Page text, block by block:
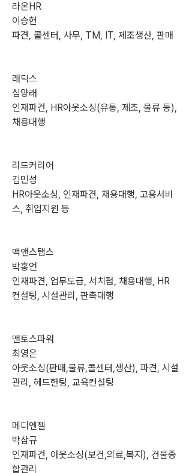
라온HR
이승헌
파견, 콜센터, 사무, TM, IT, 제조생산, 판매
래딕스
심양래
인재파견, HR아웃소싱(유통, 제조, 물류 등),
채용대행
리드커리어
김민성
HR아웃소싱, 인재파견, 채용대행, 고용서비
스, 취업지원 등
맥앤스탭스
박홍언
인재파견, 업무도급, 서치펌, 채용대행, HR
컨설팅, 시설관리, 판촉대행
맨토스파워
최영은
아웃소싱(판매,물류,콜센터,생산), 파견, 시설
관리, 헤드헌팅, 교육컨설팅
메디엔젤
박삼규
인재파견, 아웃소싱(보건,의료,복지), 건물종
합관리